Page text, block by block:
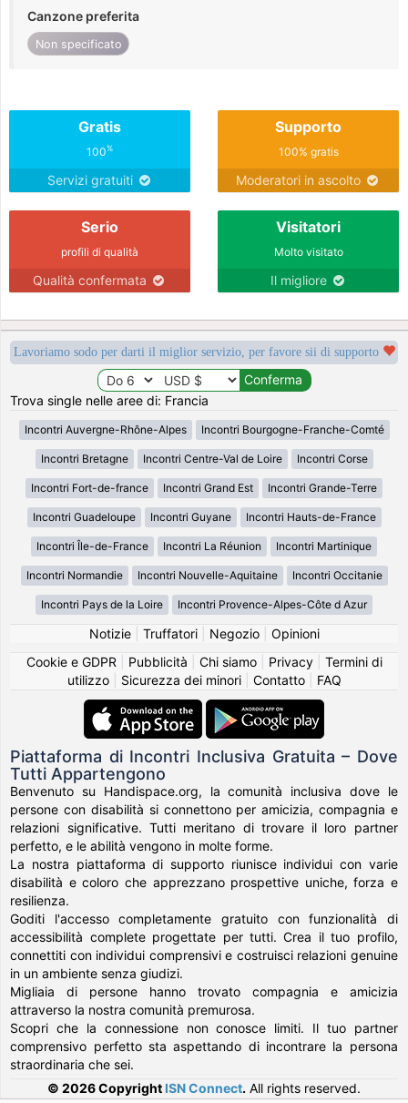
Canzone preferita
Non specificato
Gratis
100%
Servizi gratuiti
Supporto
100% gratis
Moderatori in ascolto
Serio
profili di qualità
Qualità confermata
Visitatori
Molto visitato
Il migliore
Lavoriamo sodo per darti il miglior servizio, per favore sii di supporto
Trova single nelle aree di: Francia
Incontri Auvergne-Rhône-Alpes Incontri Bourgogne-Franche-Comté
Incontri Bretagne Incontri Centre-Val de Loire Incontri Corse
Incontri Fort-de-france Incontri Grand Est Incontri Grande-Terre
Incontri Guadeloupe Incontri Guyane Incontri Hauts-de-France
Incontri Île-de-France Incontri La Réunion Incontri Martinique
Incontri Normandie Incontri Nouvelle-Aquitaine Incontri Occitanie
Incontri Pays de la Loire Incontri Provence-Alpes-Côte d Azur
Notizie| Truffatori| Negozio| Opinioni
Cookie e GDPR
Pubblicità Chi siamo| Privacy| Termini di
utilizzo| Sicurezza dei minori| Contatto| FAQ
Piattaforma di Incontri Inclusiva Gratuita – Dove
Tutti Appartengono
Benvenuto su Handispace.org, la comunità inclusiva dove le
persone con disabilità si connettono per amicizia, compagnia e
relazioni significative. Tutti meritano di trovare il loro partner
perfetto, e le abilità vengono in molte forme.
La nostra piattaforma di supporto riunisce individui con varie
disabilità e coloro che apprezzano prospettive uniche, forza e
resilienza.
Goditi l'accesso completamente gratuito con funzionalità di
accessibilità complete progettate per tutti. Crea il tuo profilo,
connettiti con individui comprensivi e costruisci relazioni genuine
in un ambiente senza giudizi.
Migliaia di persone hanno trovato compagnia e amicizia
attraverso la nostra comunità premurosa.
Scopri che la connessione non conosce limiti. Il tuo partner
comprensivo perfetto sta aspettando di incontrare la persona
straordinaria che sei.
© 2026 Copyright ISN Connect. All rights reserved.